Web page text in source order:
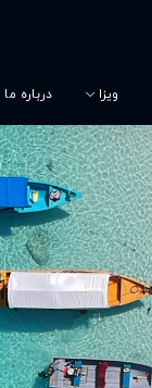
ویزا درباره ما